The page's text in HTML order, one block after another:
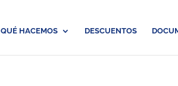
QUÉ HACEMOS DESCUENTOS